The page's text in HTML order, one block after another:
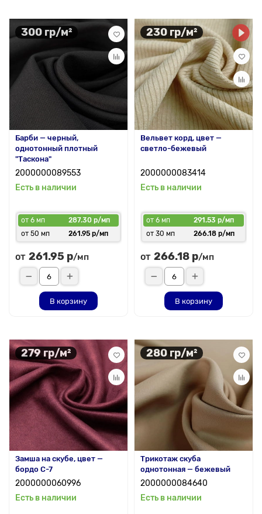
300 гр/м²
Барби — черный,
однотонный плотный
"Таскона"
2000000089553
Есть в наличии
от 6 мп
287.30 р/мп
от 50 мп
261.95 р/мп
от 261.95 р/мп
В корзину
230 гр/м²
Вельвет корд, цвет —
светло-бежевый
2000000083414
Есть в наличии
от 6 мп
291.53 р/мп
от 30 мп
266.18 р/мп
от 266.18 р/мп
В корзину
279 гр/м²
Замша на скубе, цвет —
бордо С-7
2000000060996
Есть в наличии
280 гр/м²
Трикотаж скуба
однотонная — бежевый
2000000084640
Есть в наличии